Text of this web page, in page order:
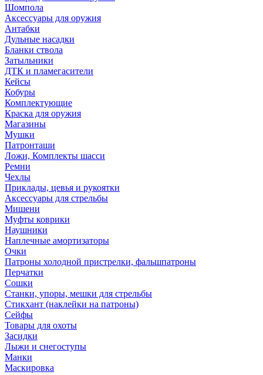
Шомпола
Аксессуары для оружия
Антабки
Дульные насадки
Бланки ствола
Затыльники
ДТК и пламегасители
Кейсы
Кобуры
Комплектующие
Краска для оружия
Магазины
Мушки
Патронташи
Ложи, Комплекты шасси
Ремни
Чехлы
Приклады, цевья и рукоятки
Аксессуары для стрельбы
Мишени
Муфты коврики
Наушники
Наплечные амортизаторы
Очки
Патроны холодной пристрелки, фальшпатроны
Перчатки
Сошки
Станки, упоры, мешки для стрельбы
Стикхант (наклейки на патроны)
Сейфы
Товары для охоты
Засидки
Лыжи и снегоступы
Манки
Маскировка